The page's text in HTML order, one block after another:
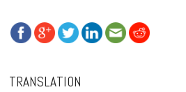
TRANSLATION